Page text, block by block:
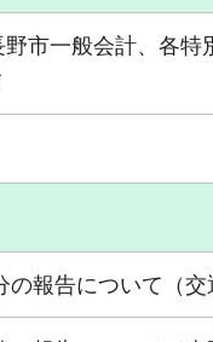
市一般会計、各特
の報告について（交